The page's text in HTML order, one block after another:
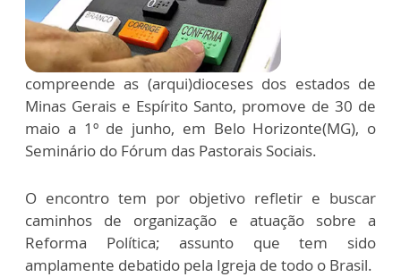
compreende as (arqui)dioceses dos estados de
Minas Gerais e Espírito Santo, promove de 30 de
maio a 1º de junho, em Belo Horizonte(MG), o
Seminário do Fórum das Pastorais Sociais.
O encontro tem por objetivo refletir e buscar
caminhos de organização e atuação sobre a
Reforma Política; assunto que tem sido
amplamente debatido pela Igreja de todo o Brasil.